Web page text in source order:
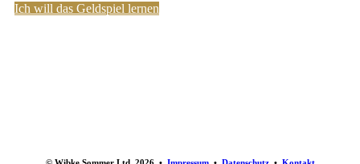
Ich will das Geldspiel lernen